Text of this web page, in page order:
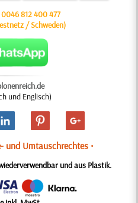
0046 812 400 477
/ Schweden)
und Englisch)
und Umtauschrechtes •
und aus Plastik.